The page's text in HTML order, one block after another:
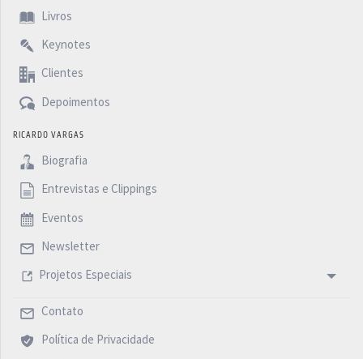
Livros
Keynotes
Clientes
Depoimentos
RICARDO VARGAS
Biografia
Entrevistas e Clippings
Eventos
Newsletter
Projetos Especiais
Contato
Política de Privacidade